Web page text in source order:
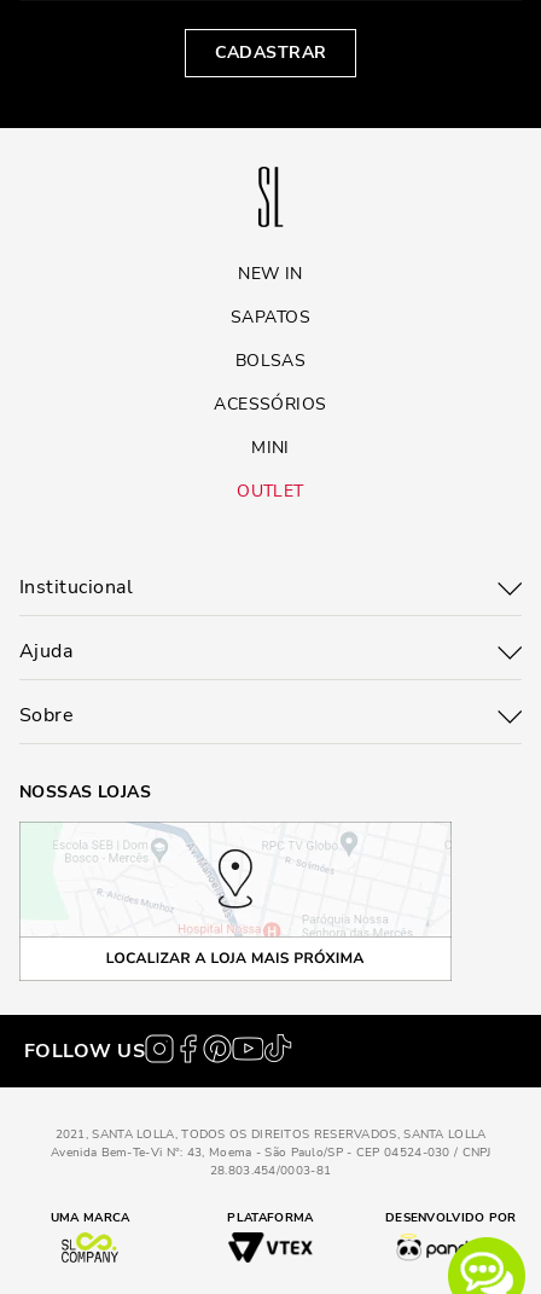
CADASTRAR
NEW IN
SAPATOS
BOLSAS
ACESSÓRIOS
MINI
OUTLET
Institucional
Ajuda
Sobre
NOSSAS LOJAS
FOLLOW US
2021, SANTA LOLLA, TODOS OS DIREITOS RESERVADOS, SANTA LOLLA
Avenida Bem-Te-Vi N°: 43, Moema - São Paulo/SP - CEP 04524-030 / CNPJ
28.803.454/0003-81
UMA MARCA PLATAFORMA DESENVOLVIDO POR